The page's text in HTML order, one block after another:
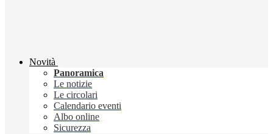
Novità
Panoramica
Le notizie
Le circolari
Calendario eventi
Albo online
Sicurezza